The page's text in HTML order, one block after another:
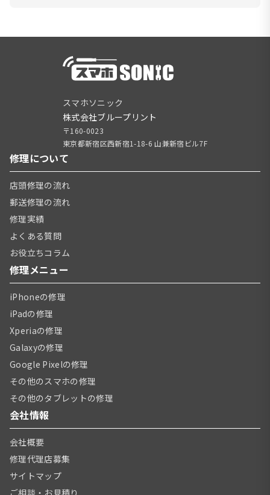
スマホソニック
株式会社ブループリント
〒160-0023
東京都新宿区西新宿1-18-6 山兼新宿ビル7F
修理について
店頭修理の流れ
郵送修理の流れ
修理実績
よくある質問
お役立ちコラム
修理メニュー
iPhoneの修理
iPadの修理
Xperiaの修理
Galaxyの修理
Google Pixelの修理
その他のスマホの修理
その他のタブレットの修理
会社情報
会社概要
修理代理店募集
サイトマップ